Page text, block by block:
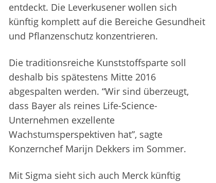
entdeckt. Die Leverkusener wollen sich
künftig komplett auf die Bereiche Gesundheit
und Pflanzenschutz konzentrieren.
Die traditionsreiche Kunststoffsparte soll
deshalb bis spätestens Mitte 2016
abgespalten werden. “Wir sind überzeugt,
dass Bayer als reines Life-Science-
Unternehmen exzellente
Wachstumsperspektiven hat”, sagte
Konzernchef Marijn Dekkers im Sommer.
Mit Sigma sieht sich auch Merck künftig